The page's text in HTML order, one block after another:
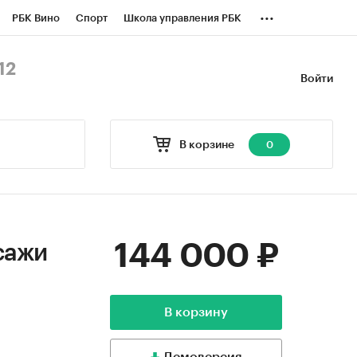
РБК Вино Спорт Школа управления РБК ...
Войти
В корзине 0
144 000 ₽
В корзину